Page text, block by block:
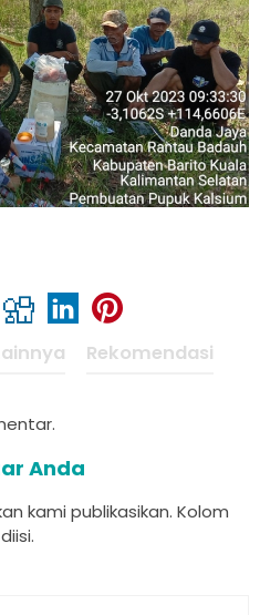
Rekomendasi
Anda
kami publikasikan. Kolom